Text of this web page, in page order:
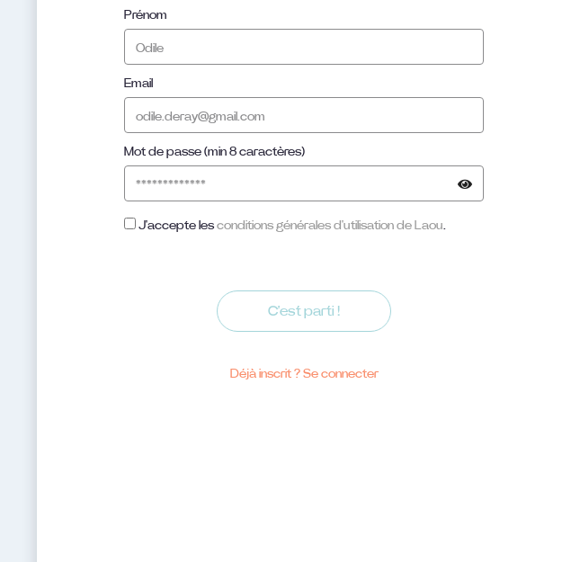
Prénom
Email
Mot de passe (min 8 caractères)
J'accepte lesconditions générales d'utilisation de Laou.
C'est parti !
Déjà inscrit ? Se connecter